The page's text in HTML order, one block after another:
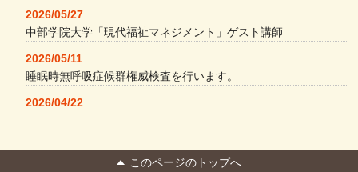
2026/05/27
中部学院大学「現代福祉マネジメント」ゲスト講師
2026/05/11
睡眠時無呼吸症候群権威検査を行います。
2026/04/22
FC Bombonera 岐阜県No.1このページのトップへ